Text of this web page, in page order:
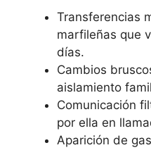
Transferencias
marfileñas que
días.
Cambios
aislamiento
Comunicación
por ella en
Aparición de